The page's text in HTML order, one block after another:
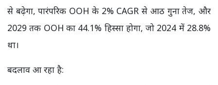
से बढ़ेगा, पारंपरिक OOH के 2% CAGR से आठ गुना तेज, और
2029 तक OOH का 44.1% हिस्सा होगा, जो 2024 में 28.8%
था।
बदलाव आ रहा है: